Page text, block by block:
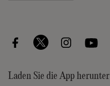
Laden Sie die App herunter